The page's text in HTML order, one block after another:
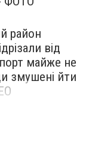
район
від
майже не
змушені йти